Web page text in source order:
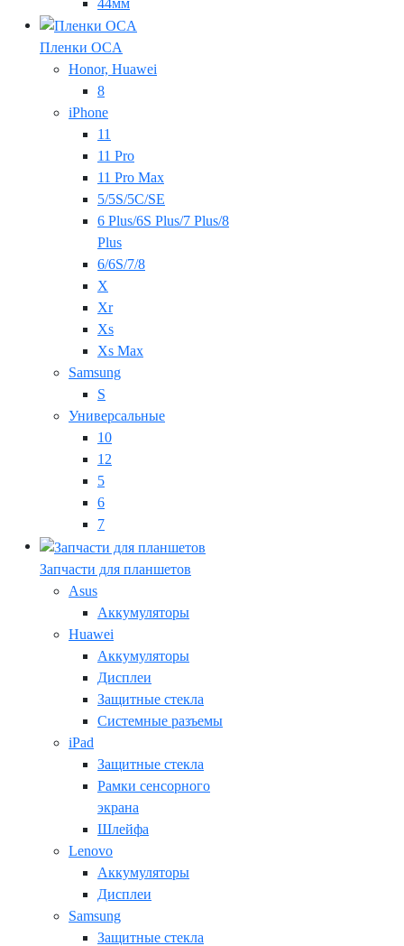
44мм
Пленки OCA
Honor, Huawei
8
iPhone
11
11 Pro
11 Pro Max
5/5S/5C/SE
6 Plus/6S Plus/7 Plus/8
Plus
6/6S/7/8
X
Xr
Xs
Xs Max
Samsung
S
Универсальные
10
12
5
6
7
Запчасти для планшетов
Asus
Аккумуляторы
Huawei
Аккумуляторы
Дисплеи
Защитные стекла
Системные разъемы
iPad
Защитные стекла
Рамки сенсорного
экрана
Шлейфа
Lenovo
Аккумуляторы
Дисплеи
Samsung
Защитные стекла